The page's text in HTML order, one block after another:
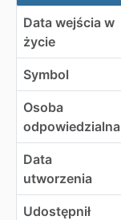
Data wejścia w
życie
Symbol
Osoba
odpowiedzialna
Data
utworzenia
Udostępnił